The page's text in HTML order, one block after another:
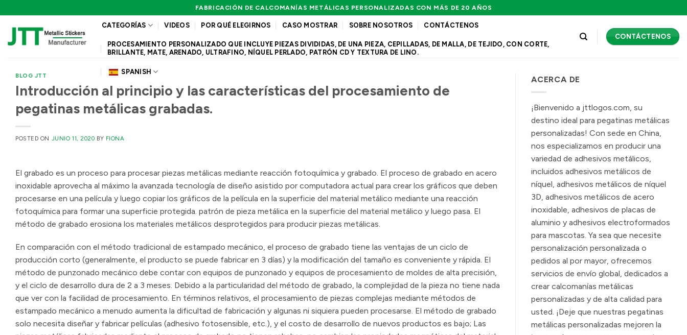
al
contenido
FABRICACIÓN DE CALCOMANÍAS METÁLICAS PERSONALIZADAS CON MÁS DE 20 AÑOS
CATEGORÍAS VIDEOS POR QUÉ ELEGIRNOS CASO MOSTRAR SOBRE NOSOTROS CONTÁCTENOS
PROCESAMIENTO PERSONALIZADO QUE INCLUYE PIEZAS DIVIDIDAS, DE UNA PIEZA, CEPILLADAS, DE MALLA, DE TEJIDO, CON CORTE,
BRILLANTE, MATE, ARENADO, ULTRAFINO, NÍQUEL PERLADO, PATRÓN CD Y TEXTURA DE LINO.
SPANISH
CONTÁCTENOS
BLOG JTT
Introducción al principio y las características del procesamiento de
pegatinas metálicas grabadas.
POSTED ON JUNIO 11, 2020 BY FIONA
El grabado es un proceso para procesar piezas metálicas mediante reacción fotoquímica y grabado. El proceso de grabado en acero
inoxidable aprovecha al máximo la avanzada tecnología de diseño asistido por computadora actual para crear los gráficos que deben
procesarse en una película y luego copiar los gráficos de la película en la superficie del material metálico mediante una reacción
fotoquímica para formar una superficie protegida. patrón de pieza metálica en la superficie del material metálico y luego pasa. El
método de grabado erosiona los materiales metálicos desprotegidos para producir piezas metálicas.
En comparación con el método tradicional de estampado mecánico, el proceso de grabado tiene las ventajas de un ciclo de
producción corto (generalmente, el producto se puede fabricar en 3 días) y la modificación del tamaño es conveniente y rápida. El
método de punzonado mecánico debe contar con equipos de punzonado y equipos de procesamiento de moldes de alta precisión,
y el ciclo de desarrollo dura de 2 a 3 meses. Debido a la particularidad del método de grabado, la complejidad de la pieza no tiene nada
que ver con la facilidad de procesamiento. En términos relativos, el procesamiento de piezas complejas mediante métodos de
estampado mecánico a menudo aumenta la dificultad de fabricación y algunas ni siquiera pueden procesarse. El método de grabado
solo necesita diseñar y fabricar películas (adhesivo fotosensible, etc.), y el costo de desarrollo de nuevos productos es bajo; Las
ACERCA DE
¡Bienvenido a jttlogos.com, su
destino ideal para pegatinas metálicas
personalizadas! Con sede en China,
nos especializamos en producir una
variedad de adhesivos metálicos,
incluidos adhesivos metálicos de
níquel, adhesivos metálicos de níquel
3D, adhesivos metálicos de acero
inoxidable, adhesivos de placas de
aluminio y adhesivos electroformados
para mascotas. Ya sea que necesite
personalización personalizada o
pedidos al por mayor, ofrecemos
servicios de envío global, dedicados a
crear calcomanías metálicas
personalizadas y de alta calidad para
usted. ¡Deje que nuestras pegatinas
metálicas personalizadas mejoren la